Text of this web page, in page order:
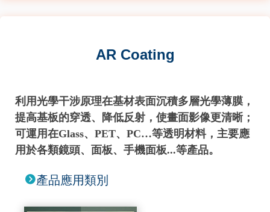
AR Coating
利用光學干涉原理在基材表面沉積多層光學薄膜，
提高基板的穿透、降低反射，使畫面影像更清晰；
可運用在Glass、PET、PC…等透明材料，主要應
用於各類鏡頭、面板、手機面板...等產品。
產品應用類別